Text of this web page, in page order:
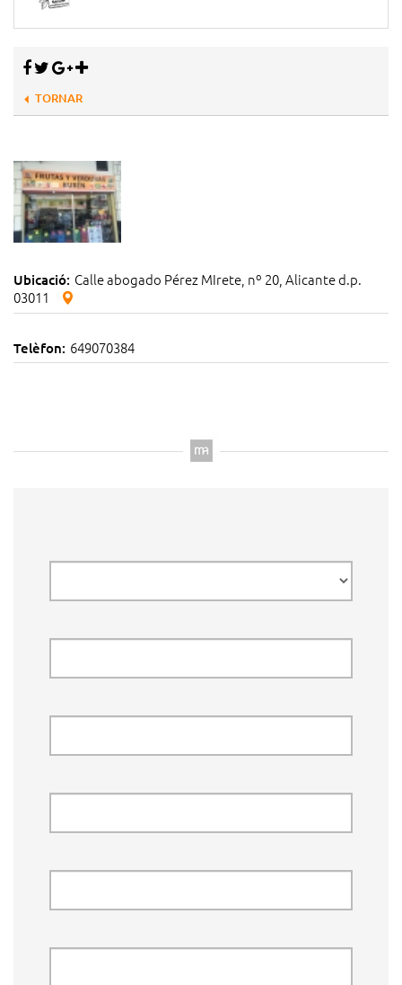
TORNAR
Ubicació: Calle abogado Pérez MIrete, nº 20, Alicante d.p.
03011
Telèfon: 649070384